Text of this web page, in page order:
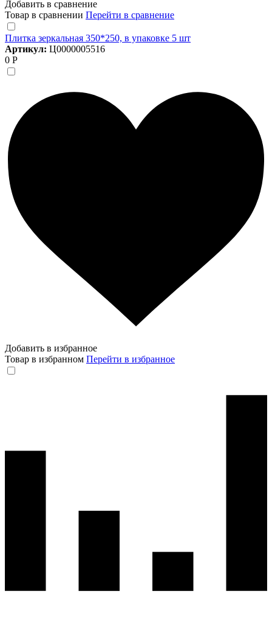
Добавить в сравнение
Товар в сравнении Перейти в сравнение
Плитка зеркальная 350*250, в упаковке 5 шт
Артикул: Ц0000005516
0 Р
Добавить в избранное
Товар в избранном Перейти в избранное